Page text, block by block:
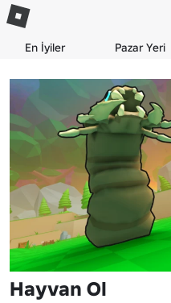
En İyiler Pazar Yeri
Hayvan Ol